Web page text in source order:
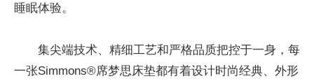
睡眠体验。
集尖端技术、精细工艺和严格品质把控于一身，每
一张Simmons®席梦思床垫都有着设计时尚经典、外形